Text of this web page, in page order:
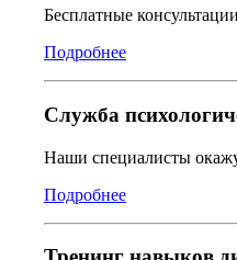
Бесплатные
Подробнее
Служба
Наши специалисты
Подробнее